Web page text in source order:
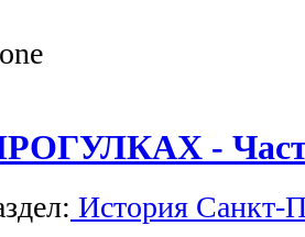
-
История Санкт-